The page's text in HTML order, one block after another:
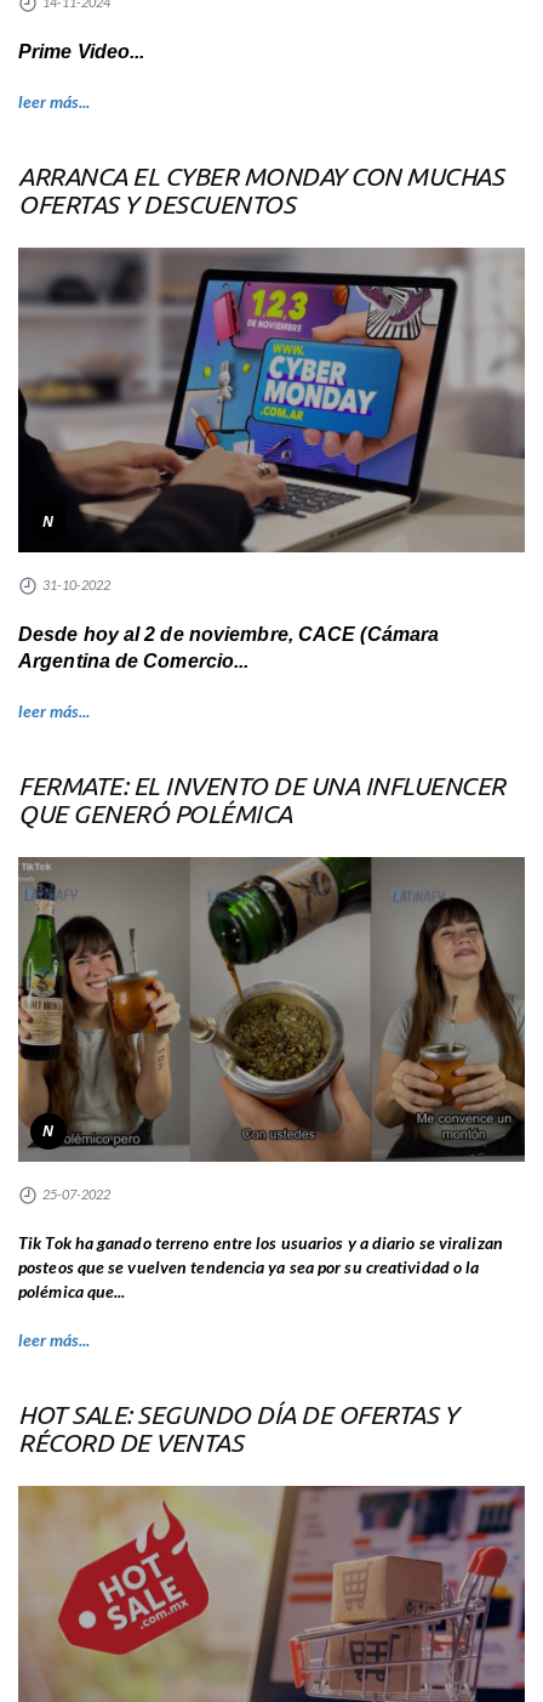
Prime Video...
leer más...
ARRANCA EL CYBER MONDAY CON MUCHAS
OFERTAS Y DESCUENTOS
N
31-10-2022
Desde hoy al 2 de noviembre, CACE (Cámara
Argentina de Comercio...
leer más...
FERMATE: EL INVENTO DE UNA INFLUENCER
QUE GENERÓ POLÉMICA
N
25-07-2022
Tik Tok ha ganado terreno entre los usuarios y a diario se viralizan
posteos que se vuelven tendencia ya sea por su creatividad o la
polémica que...
leer más...
HOT SALE: SEGUNDO DÍA DE OFERTAS Y
RÉCORD DE VENTAS